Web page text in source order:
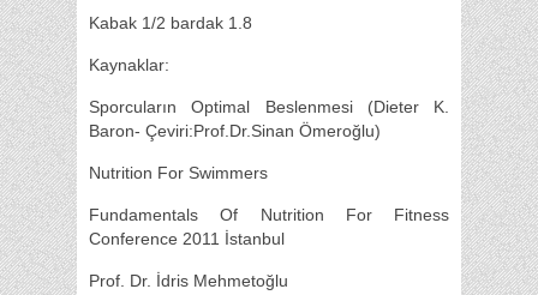
Kabak 1/2 bardak 1.8
Kaynaklar:
Sporcuların Optimal Beslenmesi (Dieter K.
Baron- Çeviri:Prof.Dr.Sinan Ömeroğlu)
Nutrition For Swimmers
Fundamentals Of Nutrition For Fitness
Conference 2011 İstanbul
Prof. Dr. İdris Mehmetoğlu